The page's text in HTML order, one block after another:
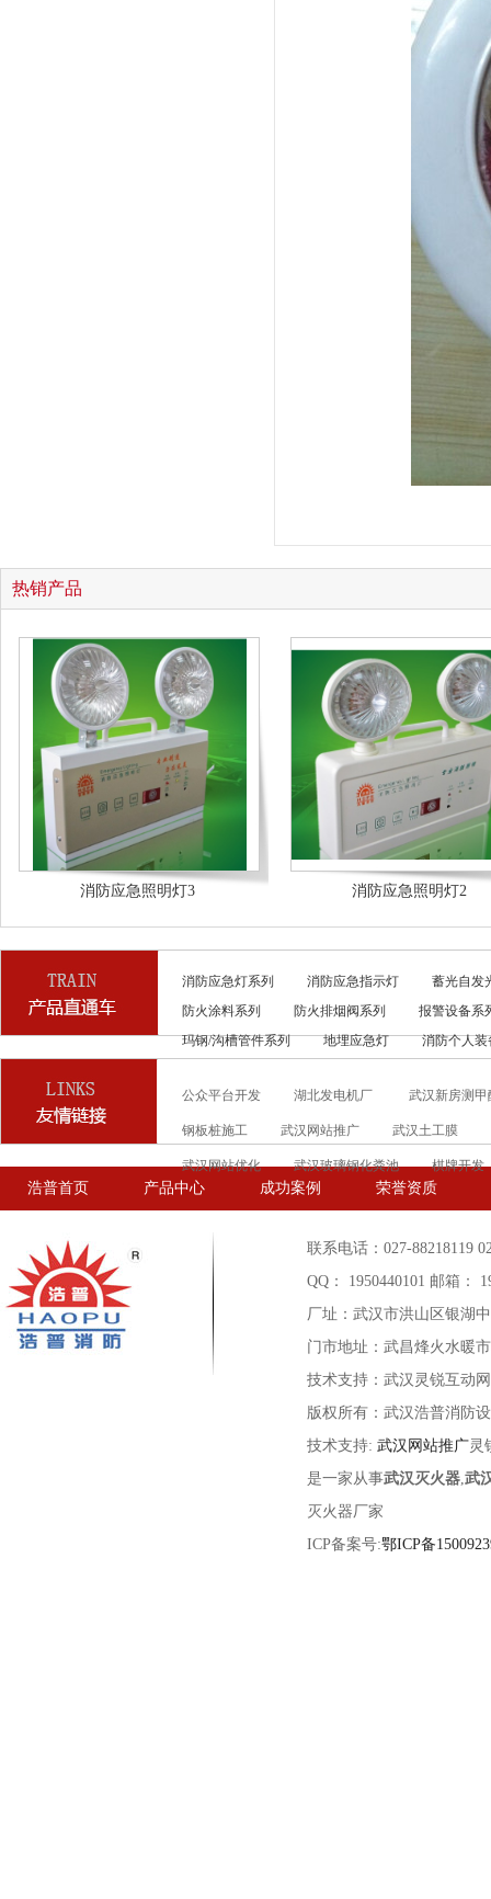
热销产品
消防应急照明灯3 消防应急照明灯2
消防应急灯系列 消防应急指示灯
蓄光自发
防火涂料系列
防火排烟阀系列
报警设备系
玛钢/沟槽管件系列
地埋应急灯 消防个人装
公众平台开发 湖北发电机厂 武汉新房测甲
钢板桩施工 武汉网站推广 武汉土工膜
武汉网站优化 武汉玻璃钢化粪池 棋牌开发
浩普首页 产品中心 成功案例 荣誉资质
联系电话：027-88218119
QQ： 1950440101 邮箱：
厂址：武汉市洪山区银湖
门市地址：武昌烽火水暖
技术支持：武汉灵锐互动
版权所有：武汉浩普消防
技术支持: 武汉网站推广灵
是一家从事武汉灭火器,武
灭火器厂家
ICP备案号:鄂ICP备